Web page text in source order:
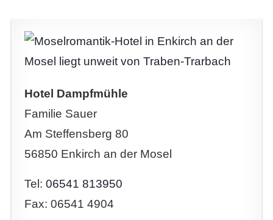
Hotel Dampfmühle
Familie Sauer
Am Steffensberg 80
56850 Enkirch an der Mosel
Tel: 06541 813950
Fax: 06541 4904